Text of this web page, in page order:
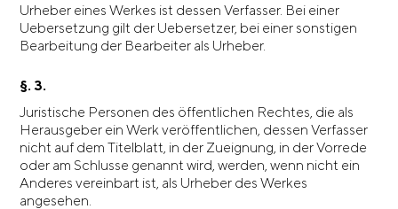
Urheber eines Werkes ist dessen Verfasser. Bei einer
Uebersetzung gilt der Uebersetzer, bei einer sonstigen
Bearbeitung der Bearbeiter als Urheber.
§. 3.
Juristische Personen des öffentlichen Rechtes, die als
Herausgeber ein Werk veröffentlichen, dessen Verfasser
nicht auf dem Titelblatt, in der Zueignung, in der Vorrede
oder am Schlusse genannt wird, werden, wenn nicht ein
Anderes vereinbart ist, als Urheber des Werkes
angesehen.